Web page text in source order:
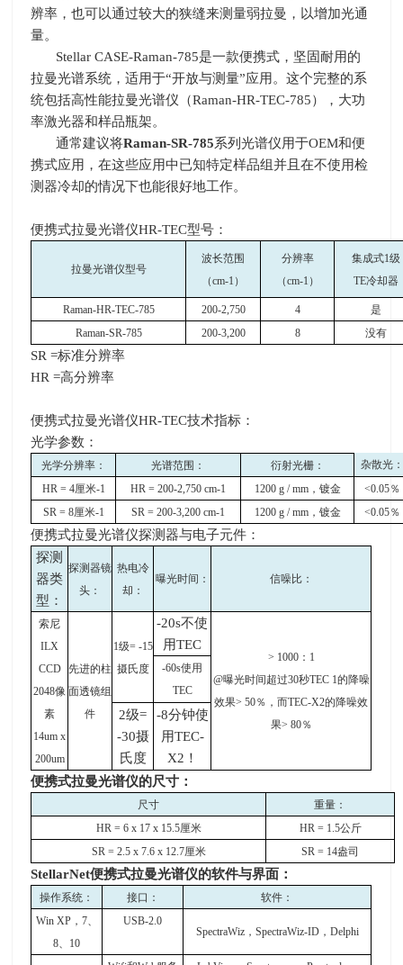
辨率，也可以通过较大的狭缝来测量弱拉曼，以增加光通
量。
Stellar CASE-Raman-785是一款便携式，坚固耐用的
拉曼光谱系统，适用于“开放与测量”应用。这个完整的系
统包括高性能拉曼光谱仪（Raman-HR-TEC-785），大功
率激光器和样品瓶架。
通常建议将Raman-SR-785系列光谱仪用于OEM和便
携式应用，在这些应用中已知特定样品组并且在不使用检
测器冷却的情况下也能很好地工作。
便携式拉曼光谱仪HR-TEC型号：
拉曼光谱仪型号
波长范围
（cm-1 ）
分辨率
（cm-1 ）
集成式1级
TE冷却器
Raman-HR-TEC-785 200-2,750 4
是
Raman-SR-785
200-3,200 8 没有
SR =标准分辨率
HR =高分辨率
便携式拉曼光谱仪HR-TEC技术指标：
光学参数：
光学分辨率： 光谱范围： 衍射光栅：
杂散光
HR = 4厘米-1 HR = 200-2,750 cm-1 1200 g / mm，镀金 <0.05％
SR = 8厘米-1 SR = 200-3,200 cm-1 1200 g / mm，镀金 <0.05％
便携式拉曼光谱仪探测器与电子元件：
探测
器类
型：
探测器镜
头：
热电冷
却：
曝光时间： 信噪比：
索尼
ILX
CCD
2048像
素
14um x
200um
先进的柱
面透镜组
件
1级= -15
摄氏度
-20s不使
用TEC
> 1000： 1
@曝光时间超过30秒TEC 1的降噪
效果> 50％，而TEC-X2的降噪效
果> 80％
-60s使用
TEC
2级=
-30摄
氏度
-8分钟使
用TEC-
X2 ！
便携式拉曼光谱仪的尺寸：
尺寸
重量：
HR = 6 x 17 x 15.5厘米 HR = 1.5公斤
SR = 2.5 x 7.6 x 12.7厘米 SR = 14盎司
StellarNet便携式拉曼光谱仪的软件与界面：
操作系统： 接口：
软件：
Win XP， 7、
8、 10
USB-2.0
SpectraWiz， SpectraWiz-ID， Delphi